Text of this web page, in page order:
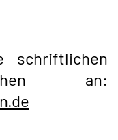
schriftlichen
an: